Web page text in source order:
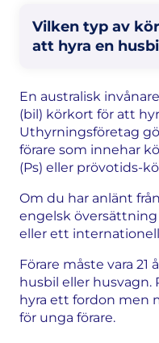
Vilken typ av
att hyra en
En australisk
(bil) körkort för att
Uthyrningsföretag
förare som innehar
(Ps) eller prövotids-
Om du har anlänt
engelsk
eller ett
Förare måste vara 21
husbil eller husvagn.
hyra ett fordon men
för unga förare.